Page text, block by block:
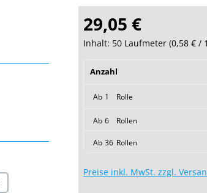
29,05 €
Inhalt: 50 Laufmeter (0,58 € /
Anzahl
Ab 1 Rolle
Ab 6 Rollen
Ab 36 Rollen
Preise inkl. MwSt. zzgl.